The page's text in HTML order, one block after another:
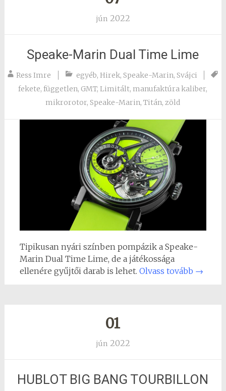
jún 2022
Speake-Marin Dual Time Lime
Ress Imre egyéb,Hirek,Speake-Marin,Svájci
fekete,független, GMT,Limitált, manufaktúra kaliber,
mikrorotor,Speake-Marin,Titán,zöld
Tipikusan nyári színben pompázik a Speake-
Marin Dual Time Lime, de a játékossága
ellenére gyűjtői darab is lehet. Olvass tovább →
01
jún 2022
HUBLOT BIG BANG TOURBILLON